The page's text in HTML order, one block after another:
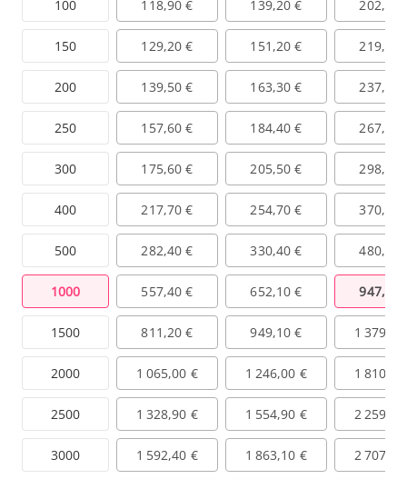
100
150
200
250
300
400
500
1000
1500
2000
2500
3000
118,90 € 139,20 € 202,20
129,20 € 151,20 € 219,70
139,50 € 163,30 € 237,20
157,60 € 184,40 € 267,90
175,60 € 205,50 € 298,60
217,70 € 254,70 € 370,00
282,40 € 330,40 € 480,10
557,40 € 652,10 € 947,50
811,20 € 949,10 € 1
1 065,00 € 1 246,00 € 1
1 328,90 € 1 554,90 € 2
1 592,40 € 1 863,10 € 2